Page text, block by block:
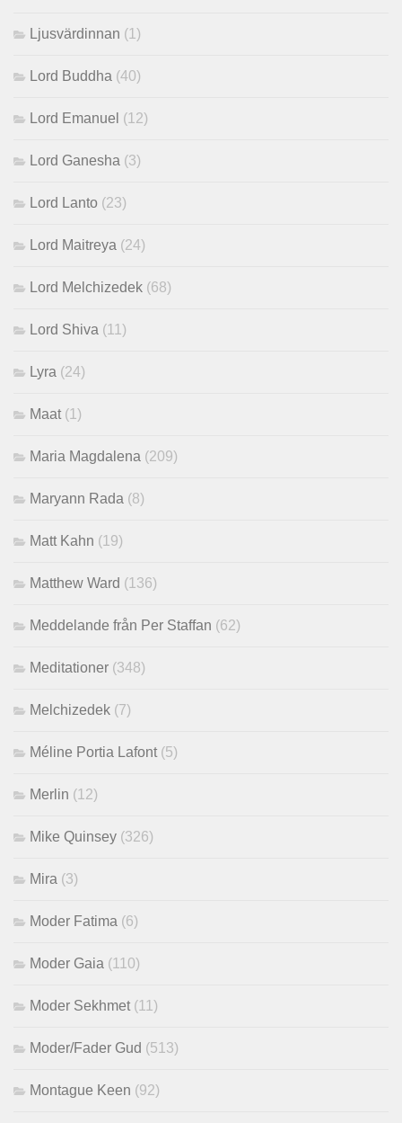
Ljusvärdinnan (1)
Lord Buddha (40)
Lord Emanuel (12)
Lord Ganesha (3)
Lord Lanto (23)
Lord Maitreya (24)
Lord Melchizedek (68)
Lord Shiva (11)
Lyra (24)
Maat (1)
Maria Magdalena (209)
Maryann Rada (8)
Matt Kahn (19)
Matthew Ward (136)
Meddelande från Per Staffan (62)
Meditationer (348)
Melchizedek (7)
Méline Portia Lafont (5)
Merlin (12)
Mike Quinsey (326)
Mira (3)
Moder Fatima (6)
Moder Gaia (110)
Moder Sekhmet (11)
Moder/Fader Gud (513)
Montague Keen (92)